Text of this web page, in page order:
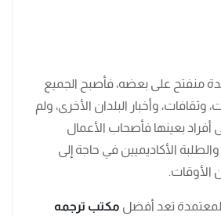
منفتح على بعضه، فأصبح الجميع
وأخبار البلدان الأخرى، ولم
أفراد بعينها فأصحاب الأعمال
الأكاديميين في حاجة إلى
الأوقات.
تعد أفضل مكتب ترجمه